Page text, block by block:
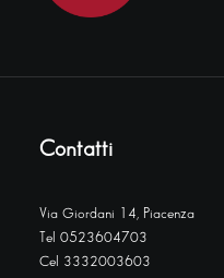
Contatti
Via Giordani 14, Piacenza
Tel 0523604703
Cel 3332003603